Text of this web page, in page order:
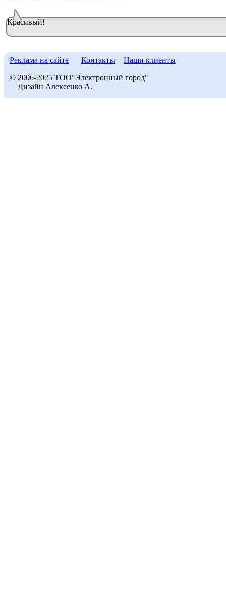
Красивый!
Реклама на сайте Контакты Наши клиенты
© 2006-2025 ТОО"Электронный город"
Дизайн Алексенко А.